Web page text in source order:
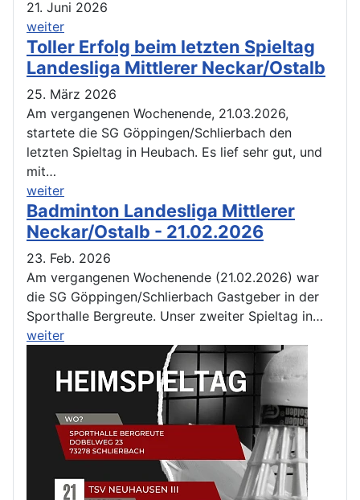
21. Juni 2026
weiter
Toller Erfolg beim letzten Spieltag
Landesliga Mittlerer Neckar/Ostalb
25. März 2026
Am vergangenen Wochenende, 21.03.2026,
startete die SG Göppingen/Schlierbach den
letzten Spieltag in Heubach. Es lief sehr gut, und
mit…
weiter
Badminton Landesliga Mittlerer
Neckar/Ostalb - 21.02.2026
23. Feb. 2026
Am vergangenen Wochenende (21.02.2026) war
die SG Göppingen/Schlierbach Gastgeber in der
Sporthalle Bergreute. Unser zweiter Spieltag in…
weiter